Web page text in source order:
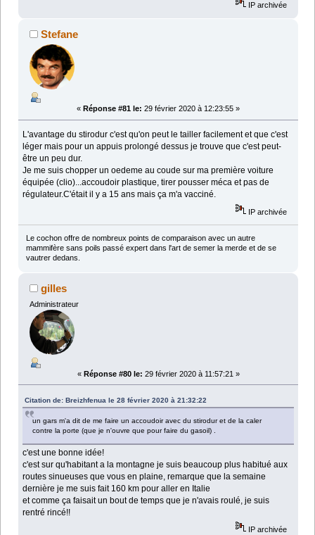
IP archivée
Stefane
« Réponse #81 le: 29 février 2020 à 12:23:55 »
L'avantage du stirodur c'est qu'on peut le tailler facilement et que c'est
léger mais pour un appuis prolongé dessus je trouve que c'est peut-
être un peu dur.
Je me suis chopper un oedeme au coude sur ma première voiture
équipée (clio)...accoudoir plastique, tirer pousser méca et pas de
régulateur.C'était il y a 15 ans mais ça m'a vacciné.
IP archivée
Le cochon offre de nombreux points de comparaison avec un autre
mammifère sans poils passé expert dans l'art de semer la merde et de se
vautrer dedans.
gilles
Administrateur
« Réponse #80 le: 29 février 2020 à 11:57:21 »
Citation de: Breizhfenua le 28 février 2020 à 21:32:22
un gars m'a dit de me faire un accoudoir avec du stirodur et de la caler
contre la porte (que je n'ouvre que pour faire du gasoil) .
c'est une bonne idée!
c'est sur qu'habitant a la montagne je suis beaucoup plus habitué aux
routes sinueuses que vous en plaine, remarque que la semaine
dernière je me suis fait 160 km pour aller en Italie
et comme ça faisait un bout de temps que je n'avais roulé, je suis
rentré rincé!!
IP archivée